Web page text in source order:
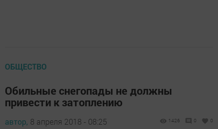
ОБЩЕСТВО
Обильные снегопады не должны
привести к затоплению
автор, 8 апреля 2018 - 08:25 1426 0 0